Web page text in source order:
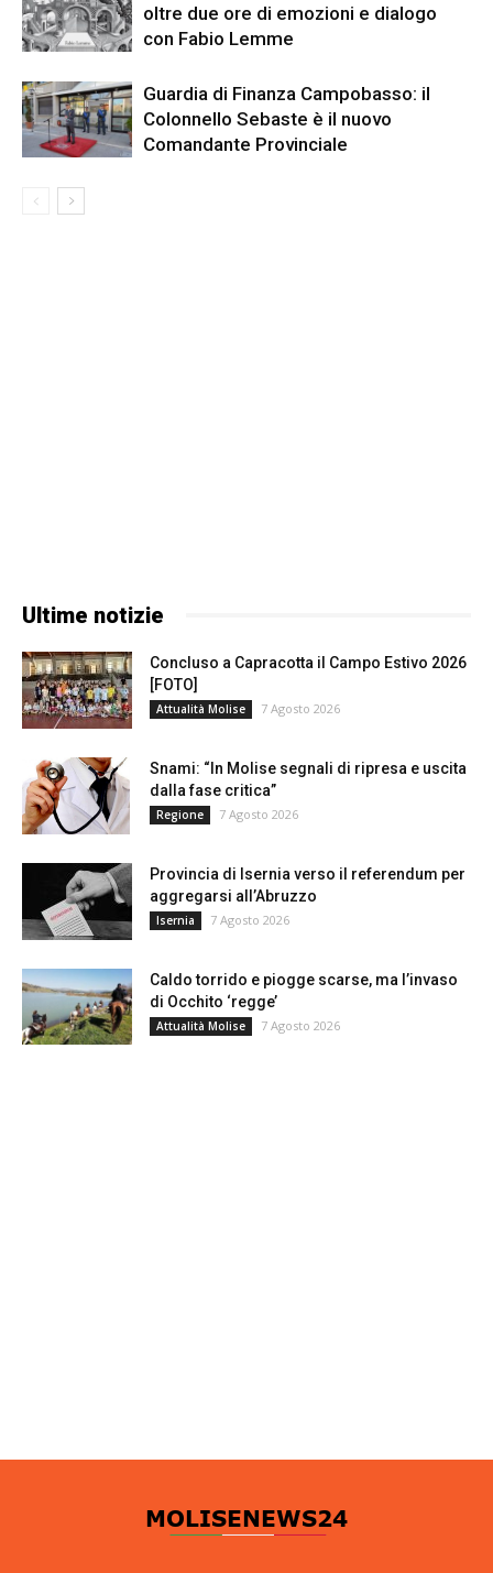
oltre due ore di emozioni e dialogo
con Fabio Lemme
Guardia di Finanza Campobasso: il
Colonnello Sebaste è il nuovo
Comandante Provinciale
Ultime notizie
Concluso a Capracotta il Campo Estivo 2026
[FOTO]
Attualità Molise 7 Agosto 2026
Snami: “In Molise segnali di ripresa e uscita
dalla fase critica”
Regione 7 Agosto 2026
Provincia di Isernia verso il referendum per
aggregarsi all’Abruzzo
Isernia 7 Agosto 2026
Caldo torrido e piogge scarse, ma l’invaso
di Occhito ‘regge’
Attualità Molise 7 Agosto 2026